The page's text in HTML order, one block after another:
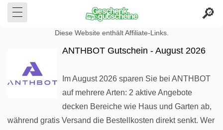
Diese Website enthält Affiliate-Links.
ANTHBOT Gutschein - August 2026
Im August 2026 sparen Sie bei ANTHBOT
auf mehrere Arten: 2 aktive Angebote
decken Bereiche wie Haus und Garten ab,
während gratis Versand die Bestellkosten direkt senkt. Wer